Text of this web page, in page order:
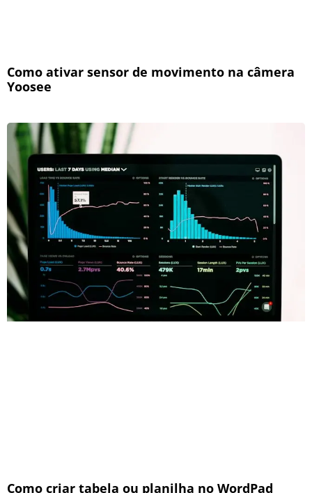
Como ativar sensor de movimento na câmera
Yoosee
Como criar tabela ou planilha no WordPad